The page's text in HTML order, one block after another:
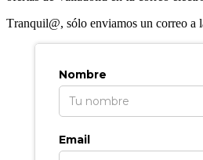
Tranquil@, sólo enviamos un correo a